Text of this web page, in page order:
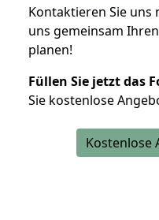
Kontaktieren Sie uns
uns gemeinsam
planen!
Füllen Sie jetzt das
Sie kostenlose
Kostenlose